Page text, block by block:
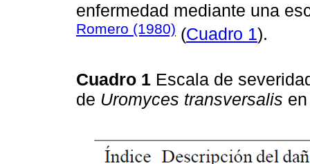
enfermedad mediante una
Romero (1980) (Cuadro 1).
Cuadro 1 Escala de
de Uromyces transversalis